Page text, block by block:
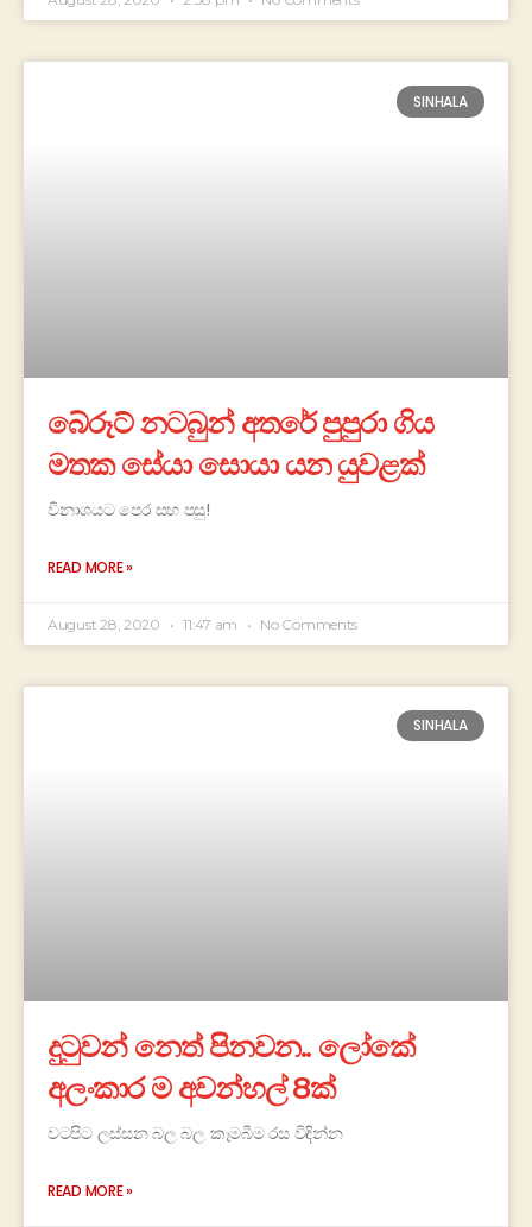
SINHALA
බේරූට් නටබුන් අතරේ පුපුරා ගිය
මතක සේයා සොයා යන යුවළක්
විනාශයට පෙර සහ පසු!
READ MORE »
August 28, 2020 11:47 am No Comments
SINHALA
දුටුවන් නෙත් පිනවන.. ලෝකේ
අලංකාර ම අවන්හල් 8ක්
වටපිට ලස්සන බල බල කෑමබීම රස විඳින්න
READ MORE »